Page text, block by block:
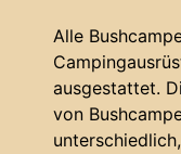
Alle
ausgestattet.
von